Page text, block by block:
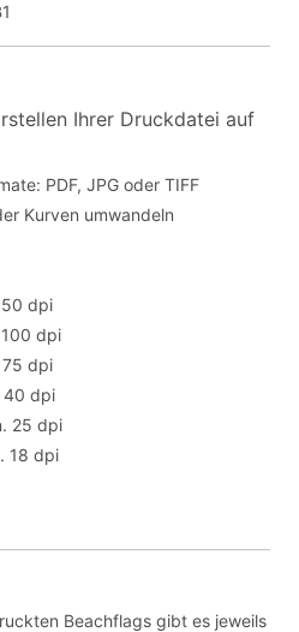
Ihrer Druckdatei auf
PDF, JPG oder TIFF
Kurven umwandeln
dpi
100 dpi
75 dpi
40 dpi
25 dpi
18 dpi
Beachflags gibt es jeweils